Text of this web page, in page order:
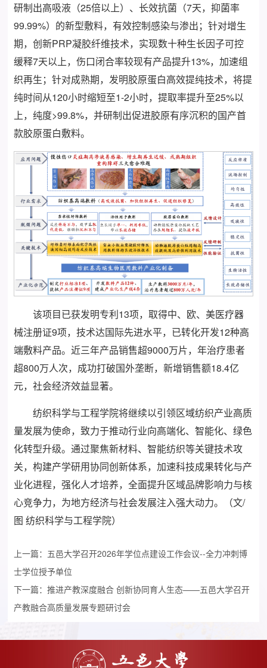
研制出高吸液（25倍以上）、长效抗菌（7天，抑菌率
99.99%）的新型敷料，有效控制感染与渗出；针对增生
期，创新PRP凝胶纤维技术，实现数十种生长因子可控
缓释7天以上，伤口闭合率较现有产品提升13%，加速组
织再生；针对成熟期，发明胶原蛋白高效提纯技术，将提
纯时间从120小时缩短至1-2小时，提取率提升至25%以
上，纯度>99.8%，并研制出促进胶原有序沉积的国产首
款胶原蛋白敷料。
该项目已获发明专利13项，取得中、欧、美医疗器
械注册证9项，技术达国际先进水平，已转化开发12种高
端敷料产品。近三年产品销售超9000万片，年治疗患者
超800万人次，成功打破国外垄断，新增销售额18.4亿
元，社会经济效益显著。
纺织科学与工程学院将继续以引领区域纺织产业高质
量发展为使命，致力于推动行业向高端化、智能化、绿色
化转型升级。通过聚焦新材料、智能纺织等关键技术攻
关，构建产学研用协同创新体系，加速科技成果转化与产
业化进程，强化人才培养，全面提升区域品牌影响力与核
心竞争力，为地方经济与社会发展注入强大动力。（文/
图 纺织科学与工程学院）
上一篇： 五邑大学召开2026年学位点建设工作会议--全力冲刺博
士学位授予单位
下一篇：推进产教深度融合 创新协同育人生态——五邑大学召开
产教融合高质量发展专题研讨会